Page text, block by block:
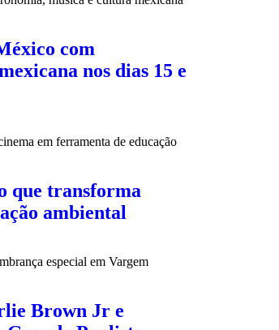
com
nos dias 15 e
que transforma
ambiental
Brown Jr e